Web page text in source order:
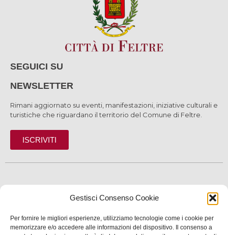
Gestisci Consenso Cookie
Per fornire le migliori esperienze, utilizziamo tecnologie come i cookie per
memorizzare e/o accedere alle informazioni del dispositivo. Il consenso a
SEGUICI SU
NEWSLETTER
Rimani aggiornato su eventi, manifestazioni, iniziative culturali e
turistiche che riguardano il territorio del Comune di Feltre.
ISCRIVITI
SERVIZI